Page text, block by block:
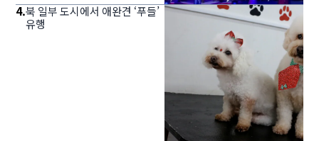
4.북 일부 도시에서 애완견 ‘푸들’
유행